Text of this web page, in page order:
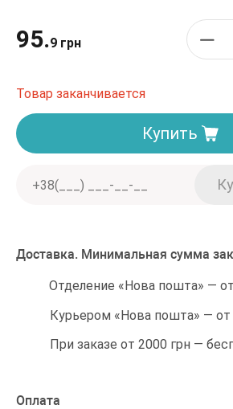
95.9 грн
Товар заканчивается
Купить
Доставка. Минимальная сумма
Отделение «Нова пошта» —
Курьером «Нова пошта» — от
При заказе от 2000 грн —
Оплата